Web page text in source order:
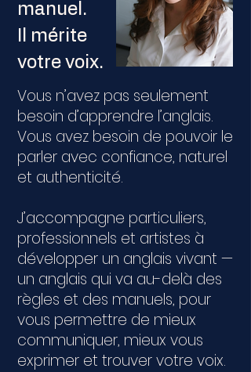
manuel.
Il mérite
votre voix.
Vous n’avez pas seulement
besoin d’apprendre l’anglais.
Vous avez besoin de pouvoir le
parler avec confiance, naturel
et authenticité.
J’accompagne particuliers,
professionnels et artistes à
développer un anglais vivant —
un anglais qui va au-delà des
règles et des manuels, pour
vous permettre de mieux
communiquer, mieux vous
exprimer et trouver votre voix.